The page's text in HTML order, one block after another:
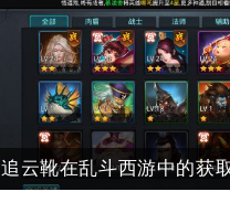
追云靴在乱斗西游中的获